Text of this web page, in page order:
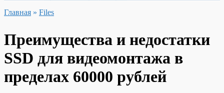
Главная » Files
Преимущества и недостатки
SSD для видеомонтажа в
пределах 60000 рублей